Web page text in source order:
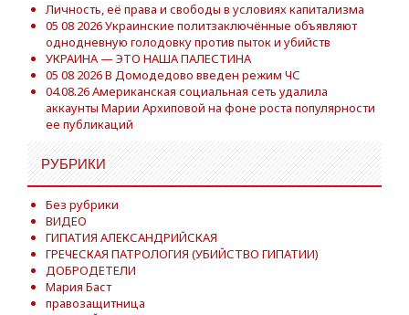
Личность, её права и свободы в условиях капитализма
05 08 2026 Украинские политзаключённые объявляют
однодневную голодовку против пыток и убийств
УКРАИНА — ЭТО НАША ПАЛЕСТИНА
05 08 2026 В Домодедово введен режим ЧС
04.08.26 Американская социальная сеть удалила
аккаунты Марии Архиповой на фоне роста популярности
ее публикаций
РУБРИКИ
Без рубрики
ВИДЕО
ГИПАТИЯ АЛЕКСАНДРИЙСКАЯ
ГРЕЧЕСКАЯ ПАТРОЛОГИЯ (УБИЙСТВО ГИПАТИИ)
ДОБРОДЕТЕЛИ
Мария Баст
правозащитница